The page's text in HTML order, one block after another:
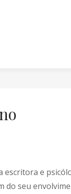
e
do seu